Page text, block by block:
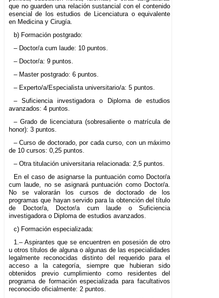
que no guarden una relación sustancial con el contenido
esencial de los estudios de Licenciatura o equivalente
en Medicina y Cirugía.
b) Formación postgrado:
– Doctor/a cum laude: 10 puntos.
– Doctor/a: 9 puntos.
– Master postgrado: 6 puntos.
– Experto/a/Especialista universitario/a: 5 puntos.
– Suficiencia investigadora o Diploma de estudios
avanzados: 4 puntos.
– Grado de licenciatura (sobresaliente o matrícula de
honor): 3 puntos.
– Curso de doctorado, por cada curso, con un máximo
de 10 cursos: 0,25 puntos.
– Otra titulación universitaria relacionada: 2,5 puntos.
En el caso de asignarse la puntuación como Doctor/a
cum laude, no se asignará puntuación como Doctor/a.
No se valorarán los cursos de doctorado de los
programas que hayan servido para la obtención del título
de Doctor/a, Doctor/a cum laude o Suficiencia
investigadora o Diploma de estudios avanzados.
c) Formación especializada:
1.– Aspirantes que se encuentren en posesión de otro
u otros títulos de alguna o algunas de las especialidades
legalmente reconocidas distinto del requerido para el
acceso a la categoría, siempre que hubieran sido
obtenidos previo cumplimiento como residentes del
programa de formación especializada para facultativos
reconocido oficialmente: 2 puntos.